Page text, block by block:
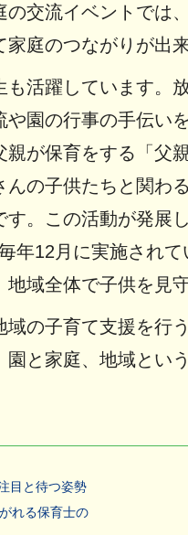
の交流イベントでは
庭のつながりが出
も活躍しています。
園の行事の手伝い
親が保育をする「父
んの子供たちと関わ
す。この活動が発展
年12月に実施され
域全体で子供を見
域の子育て支援を行
園と家庭、地域とい
目と待つ姿勢
れる保育士の